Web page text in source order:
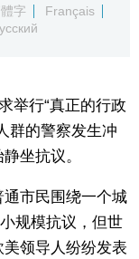
字
Français
举行“真正的行政
群的警察发生冲
坐抗议。
市民围绕一个城
规模抗议，但世
领导人纷纷发表